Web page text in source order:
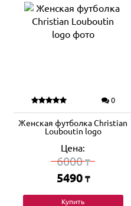
0
Женская футболка Christian
Louboutin logo
Цена:
6000₸
5490 ₸
Купить